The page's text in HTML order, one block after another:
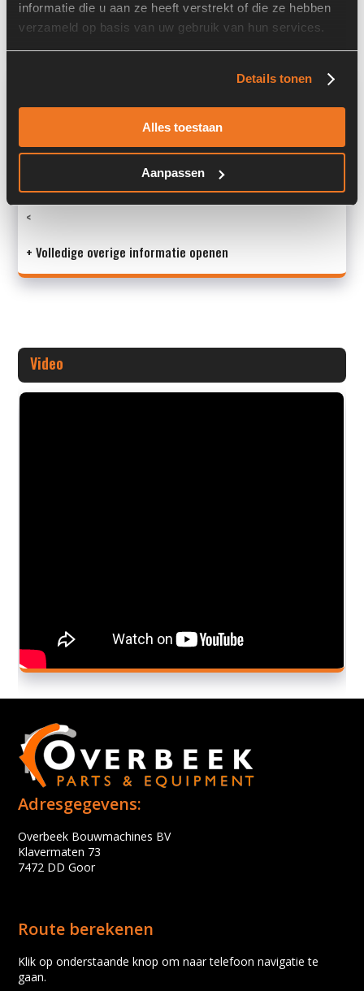
informatie die u aan ze heeft verstrekt of die ze hebben
verzameld op basis van uw gebruik van hun services.
Details tonen
Alles toestaan
Aanpassen
Nederland
Stock number: 6358-020
Type 1: 395586A1
S/N: 2602135
<
+ Volledige overige informatie openen
Video
Adresgegevens:
Overbeek Bouwmachines BV
Klavermaten 73
7472 DD Goor
Route berekenen
Klik op onderstaande knop om naar telefoon navigatie te
gaan.